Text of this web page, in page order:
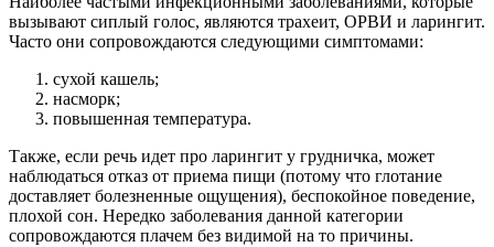
вызывают сиплый голос, являются трахеит, ОРВИ и ларингит.
Часто они сопровождаются следующими симптомами:
сухой кашель;
насморк;
повышенная температура.
Также, если речь идет про ларингит у грудничка, может
наблюдаться отказ от приема пищи (потому что глотание
доставляет болезненные ощущения), беспокойное поведение,
плохой сон. Нередко заболевания данной категории
сопровождаются плачем без видимой на то причины.